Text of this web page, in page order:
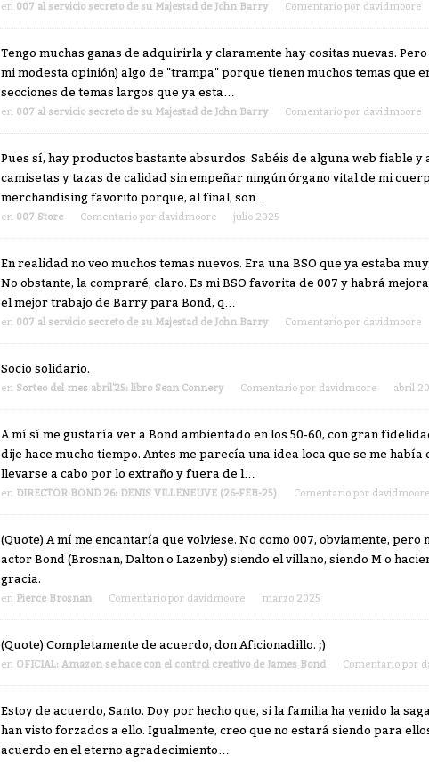
en 007 al servicio secreto de su Majestad de John Barry Comentario por davidmoore
Tengo muchas ganas de adquirirla y claramente hay cositas nuevas.
mi modesta opinión) algo de "trampa" porque tienen muchos temas que
secciones de temas largos que ya esta…
en 007 al servicio secreto de su Majestad de John Barry Comentario por davidmoore
Pues sí, hay productos bastante absurdos. Sabéis de alguna web fiable
camisetas y tazas de calidad sin empeñar ningún órgano vital de mi
merchandising favorito porque, al final, son…
en 007 Store Comentario por davidmoore julio 2025
En realidad no veo muchos temas nuevos. Era una BSO que ya estaba
No obstante, la compraré, claro. Es mi BSO favorita de 007 y habrá
el mejor trabajo de Barry para Bond, q…
en 007 al servicio secreto de su Majestad de John Barry Comentario por davidmoore
Socio solidario.
en Sorteo del mes abril'25: libro Sean Connery Comentario por davidmoore abril
A mí sí me gustaría ver a Bond ambientado en los 50-60, con gran
dije hace mucho tiempo. Antes me parecía una idea loca que se me
llevarse a cabo por lo extraño y fuera de l…
en DIRECTOR BOND 26: DENIS VILLENEUVE (26-FEB-25) Comentario por davidmoore
(Quote) A mí me encantaría que volviese. No como 007, obviamente,
actor Bond (Brosnan, Dalton o Lazenby) siendo el villano, siendo M o
gracia.
en Pierce Brosnan Comentario por davidmoore marzo 2025
(Quote) Completamente de acuerdo, don Aficionadillo. ;)
en OFICIAL: Amazon se hace con el control creativo de James Bond Comentario por
Estoy de acuerdo, Santo. Doy por hecho que, si la familia ha venido la
han visto forzados a ello. Igualmente, creo que no estará siendo para
acuerdo en el eterno agradecimiento…